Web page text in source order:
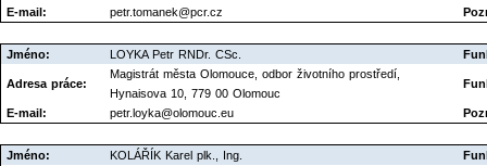
E-mail: petr.tomanek@pcr.cz
Jméno: LOYKA Petr RNDr. CSc.
Adresa práce:
Magistrát města Olomouce, odbor životního prostředí,
Hynaisova 10, 779 00 Olomouc
E-mail: petr.loyka@olomouc.eu
Jméno: KOLÁŘÍK Karel plk., Ing.